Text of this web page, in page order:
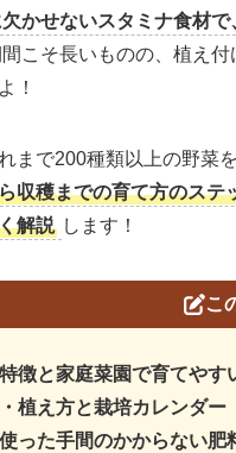
かせないスタミナ食材
こそ長いものの、植え
！
まで200種類以上の野菜
収穫までの育て方のス
解説 します！
こ
徴と家庭菜園で育てやす
植え方と栽培カレンダー
った手間のかからない肥